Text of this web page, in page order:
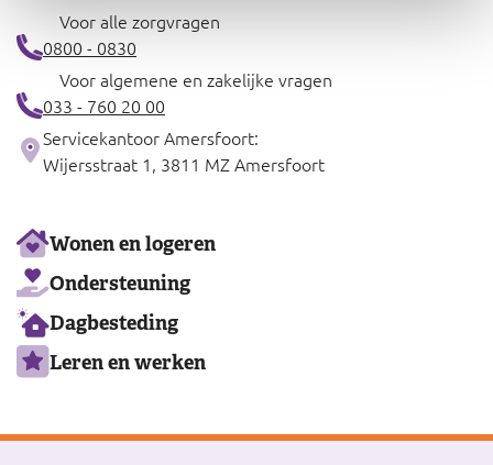
Voor alle zorgvragen
0800 - 0830
Voor algemene en zakelijke vragen
033 - 760 20 00
Servicekantoor Amersfoort:
Wijersstraat 1, 3811 MZ Amersfoort
Ons
aanbod
Wonen en logeren
Ondersteuning
Dagbesteding
Leren en werken